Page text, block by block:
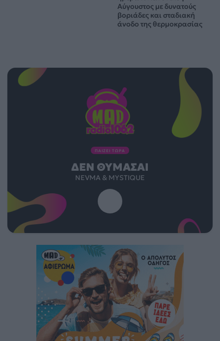
Αύγουστος με δυνατούς
βοριάδες και σταδιακή
άνοδο της θερμοκρασίας
ΠΑΙΖΕΙ ΤΩΡΑ
ΔΕΝ ΘΥΜΆΣΑΙ
NEVMA & MYSTIQUE